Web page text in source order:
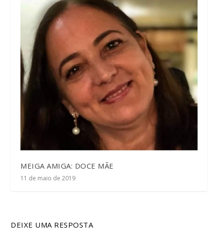
MEIGA AMIGA: DOCE MÃE
11 de maio de 2019
DEIXE UMA RESPOSTA